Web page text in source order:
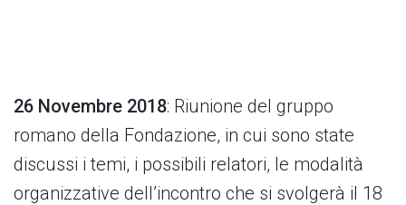
26 Novembre 2018: Riunione del gruppo
romano della Fondazione, in cui sono state
discussi i temi, i possibili relatori, le modalità
organizzative dell’incontro che si svolgerà il 18